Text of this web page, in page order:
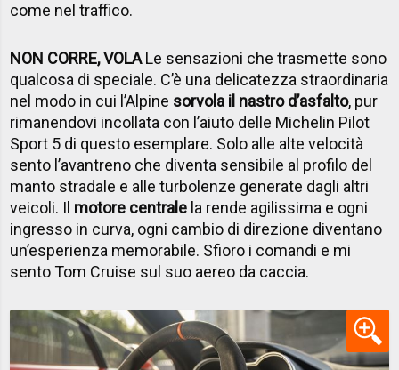
come nel traffico.
NON CORRE, VOLALe sensazioni che trasmette sono
qualcosa di speciale. C’è una delicatezza straordinaria
nel modo in cui l’Alpine sorvola il nastro d’asfalto, pur
rimanendovi incollata con l’aiuto delle Michelin Pilot
Sport 5 di questo esemplare. Solo alle alte velocità
sento l’avantreno che diventa sensibile al profilo del
manto stradale e alle turbolenze generate dagli altri
veicoli. Il motore centrale la rende agilissima e ogni
ingresso in curva, ogni cambio di direzione diventano
un’esperienza memorabile. Sfioro i comandi e mi
sento Tom Cruise sul suo aereo da caccia.